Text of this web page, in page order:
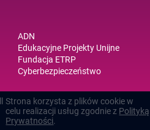
ADN
Edukacyjne Projekty Unijne
Fundacja ETRP
Cyberbezpieczeństwo
Strona korzysta z plików cookie w
celu realizacji usług zgodnie z Polityką
Prywatności.